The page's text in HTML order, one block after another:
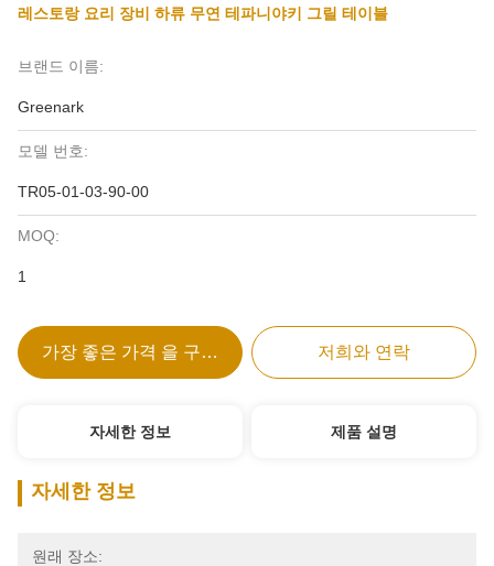
레스토랑 요리 장비 하류 무연 테파니야키 그릴 테이블
브랜드 이름:
Greenark
모델 번호:
TR05-01-03-90-00
MOQ:
1
가장 좋은 가격 을 구하라 저희와 연락
자세한 정보 제품 설명
자세한 정보
원래 장소: